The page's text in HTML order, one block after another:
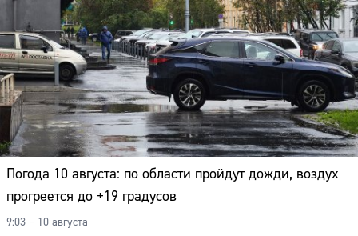
Погода 10 августа: по области пройдут дожди, воздух
прогреется до +19 градусов
9:03 – 10 августа